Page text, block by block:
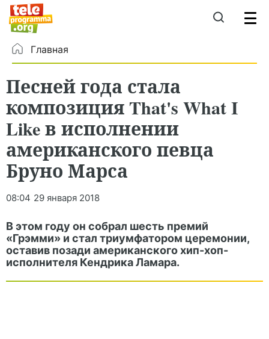
Главная
Песней года стала
композиция That's What I
Like в исполнении
американского певца
Бруно Марса
08:04 29 января 2018
В этом году он собрал шесть премий
«Грэмми» и стал триумфатором церемонии,
оставив позади американского хип-хоп-
исполнителя Кендрика Ламара.